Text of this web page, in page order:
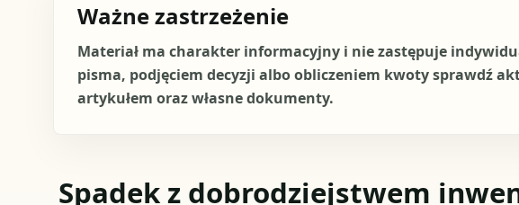
Ważne zastrzeżenie
Materiał ma charakter informacyjny i nie zastępuje
pisma, podjęciem decyzji albo obliczeniem kwoty sprawdź
artykułem oraz własne dokumenty.
Spadek z dobrodziejstwem